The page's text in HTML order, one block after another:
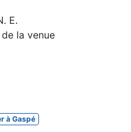
E.
la venue
à Gaspé